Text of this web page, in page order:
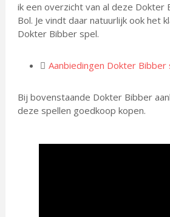
ik een overzicht van al deze Dokter
Bol. Je vindt daar natuurlijk ook het
Dokter Bibber spel.
Aanbiedingen Dokter Bibber
Bij bovenstaande Dokter Bibber
deze spellen goedkoop kopen.